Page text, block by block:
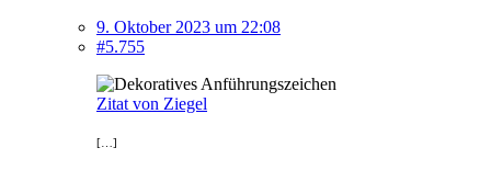
9. Oktober 2023 um 22:08
#5.755
Zitat von Ziegel
[…]